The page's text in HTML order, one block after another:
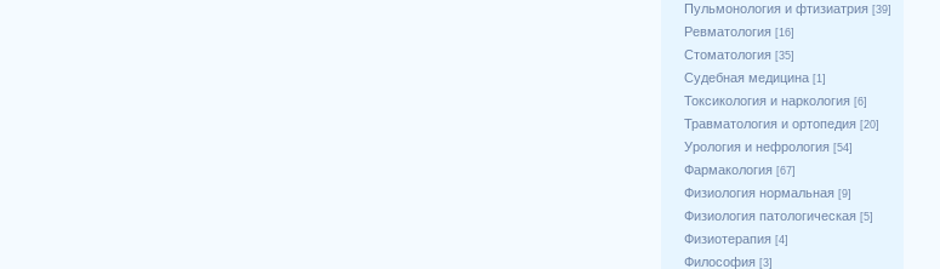
Пульмонология и фтизиатрия [39]
Ревматология [16]
Стоматология [35]
Судебная медицина [1]
Токсикология и наркология [6]
Травматология и ортопедия [20]
Урология и нефрология [54]
Фармакология [67]
Физиология нормальная [9]
Физиология патологическая [5]
Физиотерапия [4]
Философия [3]